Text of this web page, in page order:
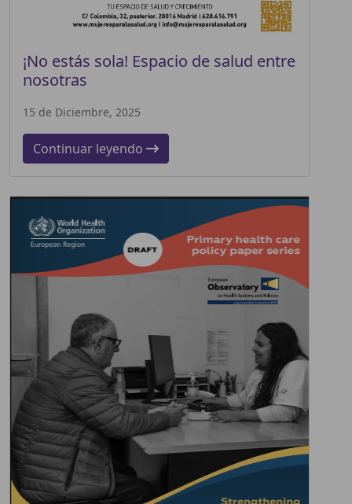
¡No estás sola! Espacio de salud entre
nosotras
15 de Diciembre, 2025
Continuar leyendo